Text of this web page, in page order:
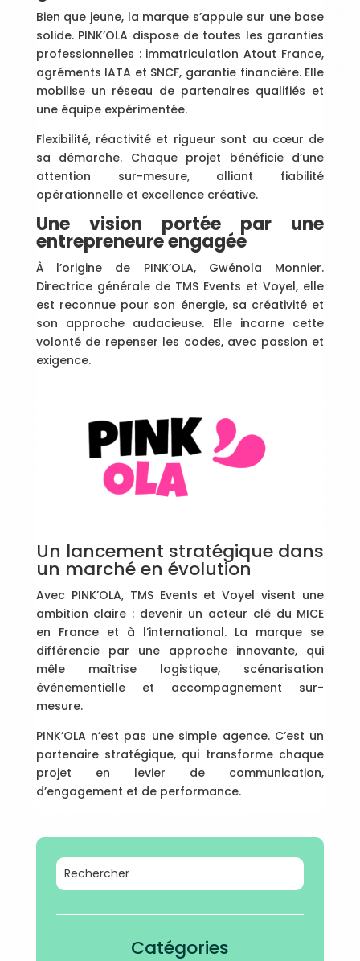
Bien que jeune, la marque s’appuie sur une base
solide. PINK’OLA dispose de toutes les garanties
professionnelles : immatriculation Atout France,
agréments IATA et SNCF, garantie financière. Elle
mobilise un réseau de partenaires qualifiés et
une équipe expérimentée.
Flexibilité, réactivité et rigueur sont au cœur de
sa démarche. Chaque projet bénéficie d’une
attention sur-mesure, alliant fiabilité
opérationnelle et excellence créative.
Une vision portée par une
entrepreneure engagée
À l’origine de PINK’OLA, Gwénola Monnier.
Directrice générale de TMS Events et Voyel, elle
est reconnue pour son énergie, sa créativité et
son approche audacieuse. Elle incarne cette
volonté de repenser les codes, avec passion et
exigence.
Un lancement stratégique dans
un marché en évolution
Avec PINK’OLA, TMS Events et Voyel visent une
ambition claire : devenir un acteur clé du MICE
en France et à l’international. La marque se
différencie par une approche innovante, qui
mêle maîtrise logistique, scénarisation
événementielle et accompagnement sur-
mesure.
PINK’OLA n’est pas une simple agence. C’est un
partenaire stratégique, qui transforme chaque
projet en levier de communication,
d’engagement et de performance.
Catégories